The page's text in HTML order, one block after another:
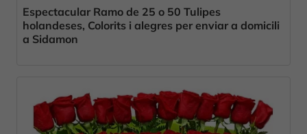
Espectacular Ramo de 25 o 50 Tulipes
holandeses, Colorits i alegres per enviar a domicili
a Sidamon